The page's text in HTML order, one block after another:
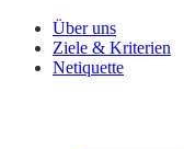
Über uns
Ziele & Kriterien
Netiquette